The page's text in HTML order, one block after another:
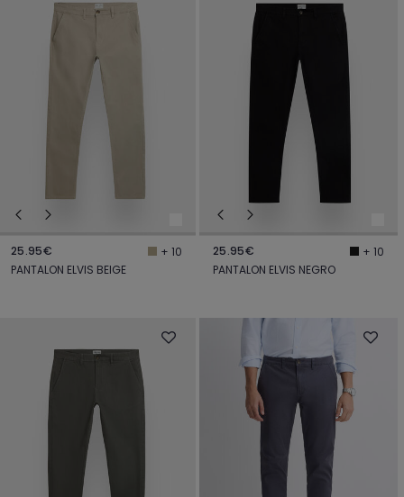
25.95€
+ 10
PANTALON ELVIS BEIGE
25.95€
+ 10
PANTALON ELVIS NEGRO